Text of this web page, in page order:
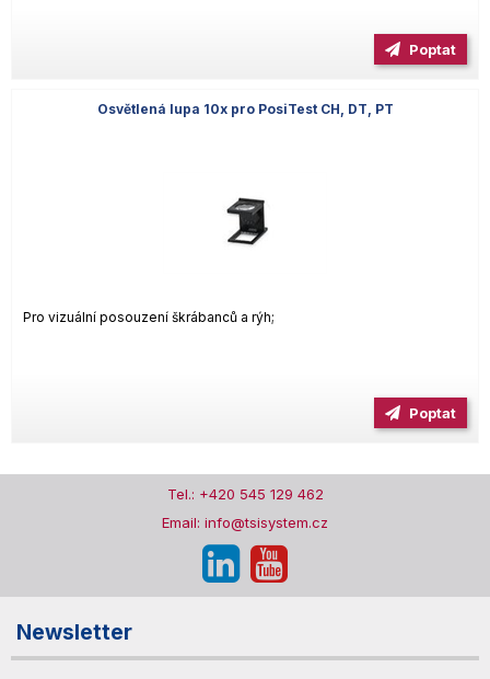
Poptat
Osvětlená lupa 10x pro PosiTest CH, DT, PT
Pro vizuální posouzení škrábanců a rýh;
Poptat
Tel.: +420 545 129 462
Email: info@tsisystem.cz
Newsletter